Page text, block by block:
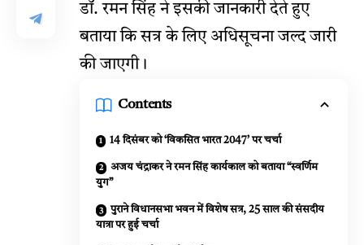
डॉ. रमन सिंह ने इसकी जानकारी देते हुए
बताया कि सत्र के लिए अधिसूचना जल्द जारी
की जाएगी।
Contents
14 दिसंबर को ‘विकसित भारत 2047’ पर चर्चा
अजय चंद्राकर ने रमन सिंह कार्यकाल को बताया “स्वर्णिम
युग”
पुराने विधानसभा भवन में विशेष सत्र, 25 साल की संसदीय
यात्रा पर हुई चर्चा